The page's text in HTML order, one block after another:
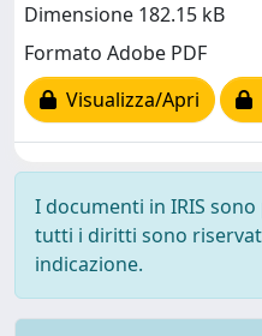
Dimensione 182.15 kB
Formato Adobe PDF
Visualizza/Apri
I documenti in IRIS
tutti i diritti sono
indicazione.